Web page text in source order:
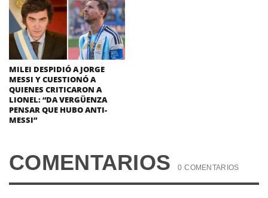
MILEI DESPIDIÓ A JORGE
MESSI Y CUESTIONÓ A
QUIENES CRITICARON A
LIONEL: “DA VERGÜENZA
PENSAR QUE HUBO ANTI-
MESSI”
COMENTARIOS 0 COMENTARIOS